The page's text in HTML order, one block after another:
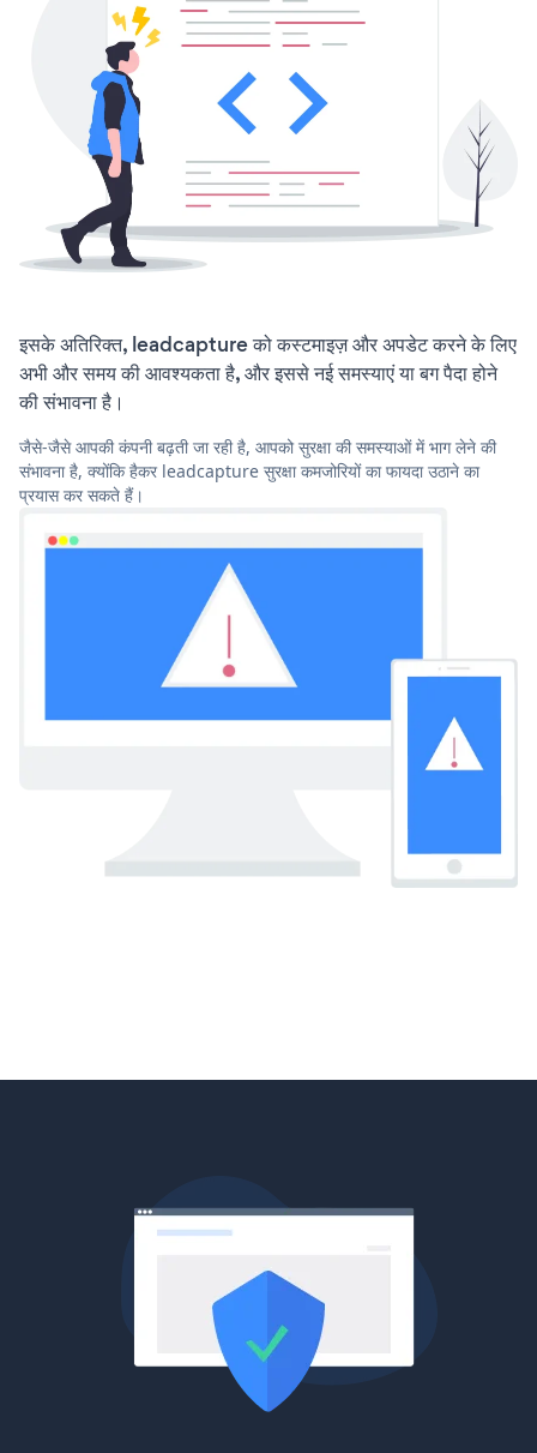
इसके अतिरिक्त, leadcapture को कस्टमाइज़ और अपडेट करने के लिए
अभी और समय की आवश्यकता है, और इससे नई समस्याएं या बग पैदा होने
की संभावना है।
जैसे-जैसे आपकी कंपनी बढ़ती जा रही है, आपको सुरक्षा की समस्याओं में भाग लेने की
संभावना है, क्योंकि हैकर leadcapture सुरक्षा कमजोरियों का फायदा उठाने का
प्रयास कर सकते हैं।